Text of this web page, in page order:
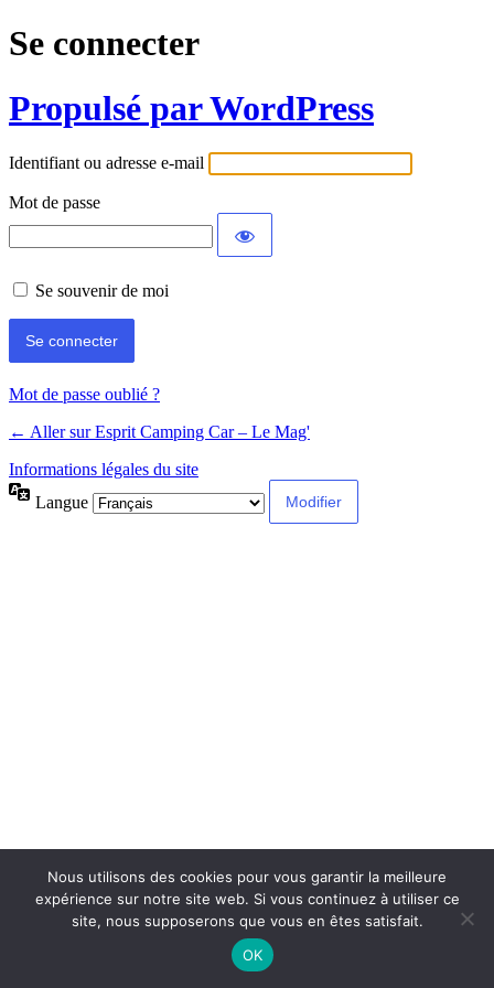
Se connecter
Propulsé par WordPress
Identifiant ou adresse e-mail
Mot de passe
Se souvenir de moi
Mot de passe oublié ?
← Aller sur Esprit Camping Car – Le Mag'
Informations légales du site
Langue
Nous utilisons des cookies pour vous garantir la meilleure
expérience sur notre site web. Si vous continuez à utiliser ce
site, nous supposerons que vous en êtes satisfait.
OK